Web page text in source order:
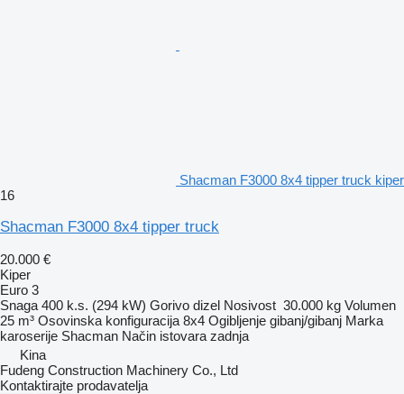
Shacman F3000 8x4 tipper truck kiper
16
Shacman F3000 8x4 tipper truck
20.000 €
Kiper
Euro 3
Snaga 400 k.s. (294 kW) Gorivo dizel Nosivost 30.000 kg Volumen
25 m³ Osovinska konfiguracija 8x4 Ogibljenje gibanj/gibanj Marka
karoserije Shacman Način istovara zadnja
Kina
Fudeng Construction Machinery Co., Ltd
Kontaktirajte prodavatelja